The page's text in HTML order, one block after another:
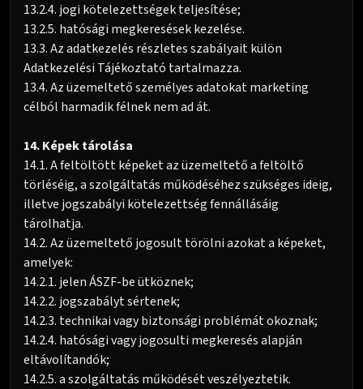
13.2.4. jogi kötelezettségek teljesítése;
13.2.5. hatósági megkeresések kezelése.
13.3. Az adatkezelés részletes szabályait külön
Adatkezelési Tájékoztató tartalmazza.
13.4. Az üzemeltető személyes adatokat marketing
célból harmadik félnek nem ad át.
14. Képek tárolása
14.1. A feltöltött képeket az üzemeltető a feltöltő
törléséig, a szolgáltatás működéséhez szükséges ideig,
illetve jogszabályi kötelezettség fennállásáig
tárolhatja.
14.2. Az üzemeltető jogosult törölni azokat a képeket,
amelyek:
14.2.1. jelen ÁSZF-be ütköznek;
14.2.2. jogszabályt sértenek;
14.2.3. technikai vagy biztonsági problémát okoznak;
14.2.4. hatósági vagy jogosulti megkeresés alapján
eltávolítandók;
14.2.5. a szolgáltatás működését veszélyeztetik.